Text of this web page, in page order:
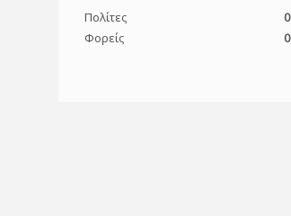
Πολίτες
0
Φορείς
0